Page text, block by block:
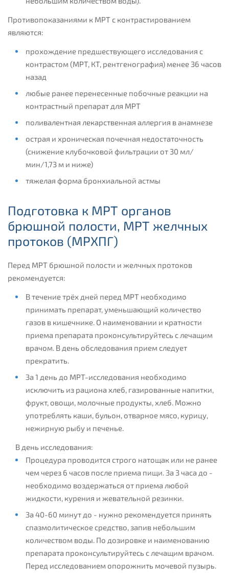
Противопоказаниями к МРТ с контрастированием
являются:
прохождение предшествующего исследования с
контрастом (МРТ, КТ, рентгенография) менее 36 часов
назад
любые ранее перенесенные побочные реакции на
контрастный препарат для МРТ
поливалентная лекарственная аллергия в анамнезе
острая и хроническая почечная недостаточность
(снижение клубочковой фильтрации от 30 мл/
мин/1,73 м и ниже)
тяжелая форма бронхиальной астмы
Подготовка к МРТ органов
брюшной полости, МРТ желчных
протоков (МРХПГ)
Перед МРТ брюшной полости и желчных протоков
рекомендуется:
В течение трёх дней перед МРТ необходимо
принимать препарат, уменьшающий количество
газов в кишечнике. О наименовании и кратности
приема препарата проконсультируйтесь с лечащим
врачом. В день обследования прием следует
прекратить.
За 1 день до МРТ-исследования необходимо
исключить из рациона хлеб, газированные напитки,
фрукт, овощи, молочные продукты, хлеб. Можно
употреблять каши, бульон, отварное мясо, курицу,
нежирную рыбу и печенье.
В день исследования:
Процедура проводится строго натощак или не ранее
чем через 6 часов после приема пищи. За 3 часа до -
необходимо воздержаться от приема любой
жидкости, курения и жевательной резинки.
За 40-60 минут до - нужно рекомендуется принять
спазмолитическое средство, запив небольшим
количеством воды. По дозировке и наименованию
препарата проконсультируйтесь с лечащим врачом.
Перед исследованием опорожнить мочевой пузырь.